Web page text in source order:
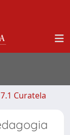
7.1 Curatela